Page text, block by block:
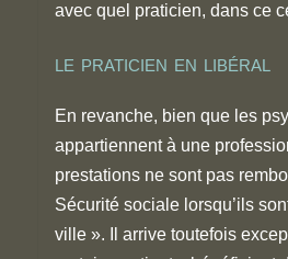
avec quel praticien, dans ce
le praticien en libéral
En revanche, bien que les
appartiennent à une
prestations ne sont pas
Sécurité sociale lorsqu’ils
ville ». Il arrive toutefois